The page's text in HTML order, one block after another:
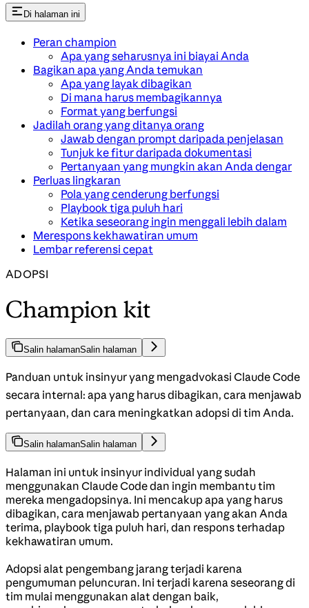
Di halaman ini
Peran champion
Apa yang seharusnya ini biayai Anda
Bagikan apa yang Anda temukan
Apa yang layak dibagikan
Di mana harus membagikannya
Format yang berfungsi
Jadilah orang yang ditanya orang
Jawab dengan prompt daripada penjelasan
Tunjuk ke fitur daripada dokumentasi
Pertanyaan yang mungkin akan Anda dengar
Perluas lingkaran
Pola yang cenderung berfungsi
Playbook tiga puluh hari
Ketika seseorang ingin menggali lebih dalam
Merespons kekhawatiran umum
Lembar referensi cepat
ADOPSI
Champion kit
Salin halamanSalin halaman
Panduan untuk insinyur yang mengadvokasi Claude Code
secara internal: apa yang harus dibagikan, cara menjawab
pertanyaan, dan cara meningkatkan adopsi di tim Anda.
Salin halamanSalin halaman
Halaman ini untuk insinyur individual yang sudah
menggunakan Claude Code dan ingin membantu tim
mereka mengadopsinya. Ini mencakup apa yang harus
dibagikan, cara menjawab pertanyaan yang akan Anda
terima, playbook tiga puluh hari, dan respons terhadap
kekhawatiran umum.
Adopsi alat pengembang jarang terjadi karena
pengumuman peluncuran. Ini terjadi karena seseorang di
tim mulai menggunakan alat dengan baik,